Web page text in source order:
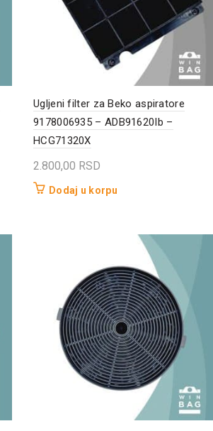
Ugljeni filter za Beko aspiratore
9178006935 – ADB91620Ib –
HCG71320X
2.800,00 RSD
Dodaj u korpu